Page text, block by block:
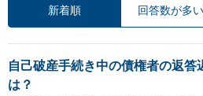
新着順 回答数が多
自己破産手続き中の債権者の返答
は？